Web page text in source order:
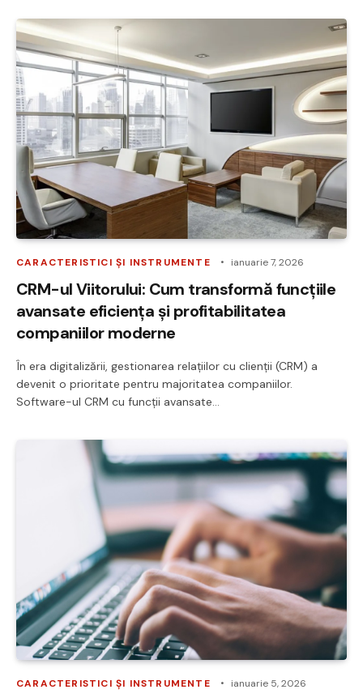
CARACTERISTICI ȘI INSTRUMENTE ianuarie 7, 2026
CRM-ul Viitorului: Cum transformă funcțiile
avansate eficiența și profitabilitatea
companiilor moderne
În era digitalizării, gestionarea relațiilor cu clienții (CRM) a
devenit o prioritate pentru majoritatea companiilor.
Software-ul CRM cu funcții avansate…
CARACTERISTICI ȘI INSTRUMENTE ianuarie 5, 2026